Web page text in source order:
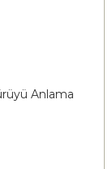
Anlama